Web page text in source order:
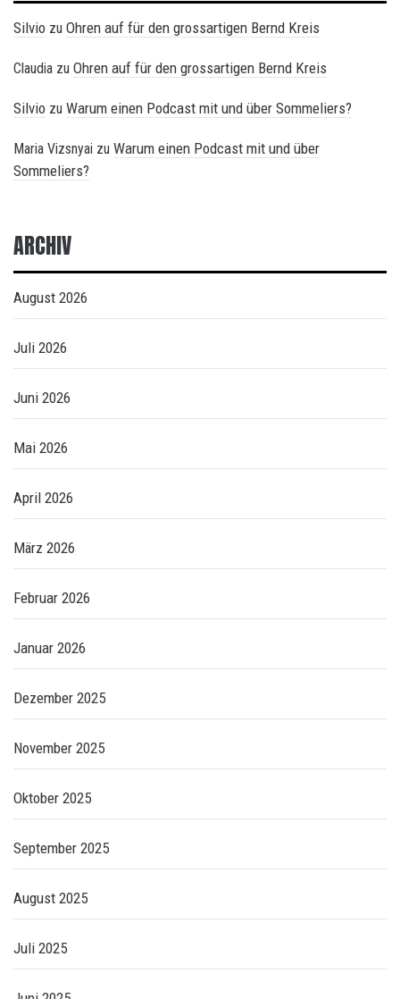
Silvio zu Ohren auf für den grossartigen Bernd Kreis
Claudia zu Ohren auf für den grossartigen Bernd Kreis
Silvio zu Warum einen Podcast mit und über Sommeliers?
Maria Vizsnyai zu Warum einen Podcast mit und über
Sommeliers?
ARCHIV
August 2026
Juli 2026
Juni 2026
Mai 2026
April 2026
März 2026
Februar 2026
Januar 2026
Dezember 2025
November 2025
Oktober 2025
September 2025
August 2025
Juli 2025